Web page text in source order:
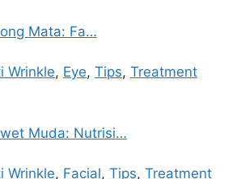
Mata: Fa…
Wrinkle, Eye, Tips, Treatment
Muda: Nutrisi…
Wrinkle, Facial, Tips, Treatment